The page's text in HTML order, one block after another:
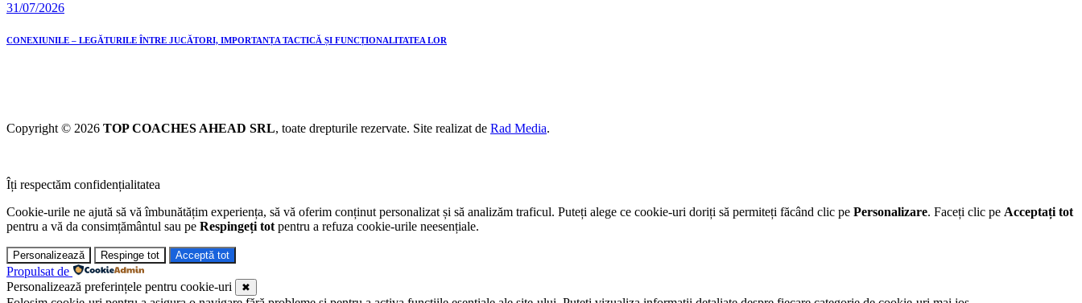
31/07/2026
CONEXIUNILE – LEGĂTURILE ÎNTRE JUCĂTORI, IMPORTANȚA TACTICĂ ȘI FUNCȚIONALITATEA LOR
Copyright © 2026 TOP COACHES AHEAD SRL, toate drepturile rezervate. Site realizat de Rad Media.
Îți respectăm confidențialitatea
Cookie-urile ne ajută să vă îmbunătățim experiența, să vă oferim conținut personalizat și să analizăm traficul. Puteți alege ce cookie-uri doriți să permiteți făcând clic pe Personalizare. Faceți clic pe Acceptați tot
pentru a vă da consimțământul sau pe Respingeți tot pentru a refuza cookie-urile neesențiale.
Personalizează Respinge tot Acceptă tot
Propulsat de
Personalizează preferințele pentru cookie-uri
✖